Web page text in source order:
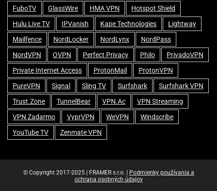
FuboTV
GlassWire HMA VPN
Hotspot Shield
Hulu Live TV
IPVanish Kape Technologies
Lightway
Mailfence
NordLocker NordLynx
NordPass
NordVPN
OVPN Perfect Privacy Philo
PrivadoVPN
Private Internet Access
ProtonMail
ProtonVPN
PureVPN
Signal Sling TV Surfshark
Surfshark VPN
Trust.Zone
TunnelBear VPN.ac
VPN Streaming
VPN Zadarmo
VyprVPN WeVPN
Windscribe
YouTube TV
Zenmate VPN
© Copyright 2017-2025 | FRAMER s.r.o. | Podmienky používania a
ochrana osobných údajov